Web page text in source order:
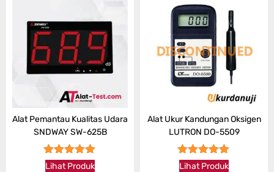
Alat Pemantau Kualitas Udara
SNDWAY SW-625B
★★★★★
Lihat Produk
Alat Ukur Kandungan Oksigen
LUTRON DO-5509
★★★★★
Lihat Produk